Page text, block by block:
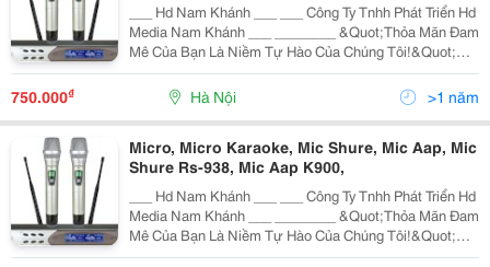
___ Hd Nam Khánh ___ ___ Công Ty Tnhh Phát Triển Hd
Media Nam Khánh ___ ________ &Quot;Thỏa Mãn Đam
Mê Của Bạn Là Niềm Tự Hào Của Chúng Tôi!&Quot;
________ Chuyên Cung Cấp Thiết Bị, Hệ Thống Xem
Phim Giải Trí. Đầu Phát Hd | Hd Player | Máy Chiếu | Chép
Phim Hd
750.000₫ Hà Nội >1 năm
Micro, Micro Karaoke, Mic Shure, Mic Aap, Mic
Shure Rs-938, Mic Aap K900,
___ Hd Nam Khánh ___ ___ Công Ty Tnhh Phát Triển Hd
Media Nam Khánh ___ ________ &Quot;Thỏa Mãn Đam
Mê Của Bạn Là Niềm Tự Hào Của Chúng Tôi!&Quot;
________ Chuyên Cung Cấp Thiết Bị, Hệ Thống Xem